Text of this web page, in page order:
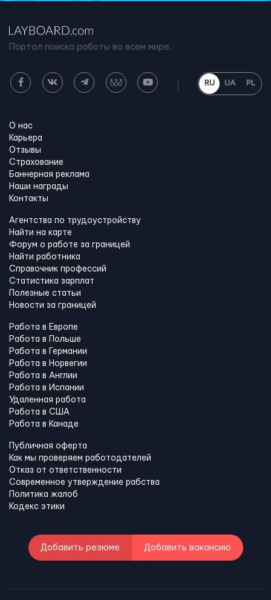
Портал поиска работы во всем мире.
RU UA PL
О нас
Карьера
Отзывы
Страхование
Баннерная реклама
Наши награды
Контакты
Агентства по трудоустройству
Найти на карте
Форум о работе за границей
Найти работника
Справочник профессий
Статистика зарплат
Полезные статьи
Новости за границей
Работа в Европе
Работа в Польше
Работа в Германии
Работа в Норвегии
Работа в Англии
Работа в Испании
Удаленная работа
Работа в США
Работа в Канадe
Публичная оферта
Как мы проверяем работодателей
Отказ от ответственности
Современное утверждение рабства
Политика жалоб
Кодекс этики
Добавить резюме Добавить вакансию